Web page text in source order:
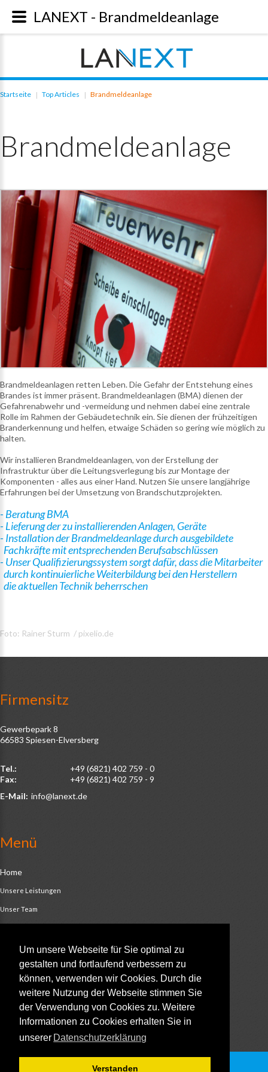
Um unsere Webseite für Sie optimal zu
gestalten und fortlaufend verbessern zu
können, verwenden wir Cookies. Durch die
weitere Nutzung der Webseite stimmen Sie
der Verwendung von Cookies zu. Weitere
Informationen zu Cookies erhalten Sie in
unserer Datenschutzerklärung
Verstanden
Startseite | Top Articles | Brandmeldeanlage
Brandmeldeanlage
Brandmeldeanlagen retten Leben. Die Gefahr der Entstehung eines
Brandes ist immer präsent. Brandmeldeanlagen (BMA) dienen der
Gefahrenabwehr und -vermeidung und nehmen dabei eine zentrale
Rolle im Rahmen der Gebäudetechnik ein. Sie dienen der frühzeitigen
Branderkennung und helfen, etwaige Schäden so gering wie möglich zu
halten.
Wir installieren Brandmeldeanlagen, von der Erstellung der
Infrastruktur über die Leitungsverlegung bis zur Montage der
Komponenten - alles aus einer Hand. Nutzen Sie unsere langjährige
Erfahrungen bei der Umsetzung von Brandschutzprojekten.
- Beratung BMA
- Lieferung der zu installierenden Anlagen, Geräte
- Installation der Brandmeldeanlage durch ausgebildete
Fachkräfte mit entsprechenden Berufsabschlüssen
- Unser Qualifizierungssystem sorgt dafür, dass die Mitarbeiter
durch kontinuierliche Weiterbildung bei den Herstellern
die aktuellen Technik beherrschen
Foto: Rainer Sturm / pixelio.de
Firmensitz
Gewerbepark 8
66583 Spiesen-Elversberg
Tel.:
+49 (6821) 402 759 - 0
Fax:
+49 (6821) 402 759 - 9
E-Mail: info@lanext.de
Menü
Home
Unsere Leistungen
Unser Team
Kunden Feedback
Impressum
Niederlassung Saar
Sitemap
LANEXT - Brandmeldeanlage